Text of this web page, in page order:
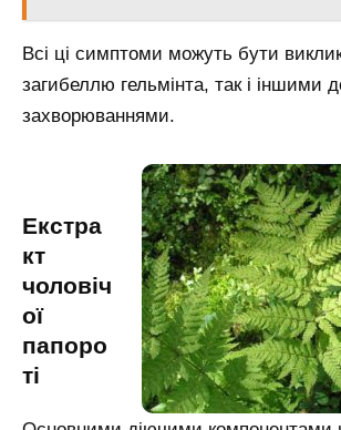
Всі ці симптоми можуть бути
загибеллю гельмінта, так і іншими
захворюваннями.
Екстра
кт
чоловіч
ої
папоро
ті